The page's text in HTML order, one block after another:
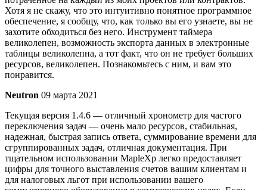
Хотя я не скажу, что это интуитивно понятное программное
обеспечение, я сообщу, что, как только вы его узнаете, вы не
захотите обходиться без него. Инструмент таймера
великолепен, возможность экспорта данных в электронные
таблицы великолепна, а тот факт, что он не требует больших
ресурсов, великолепен. Познакомьтесь с ним, и вам это
понравится.
Neutron 09 марта 2021
Текущая версия 1.4.6 — отличный хронометр для частого
переключения задач — очень мало ресурсов, стабильная,
надежная, быстрая запись ответа, суммирование времени для
сгруппированных задач, отличная документация. При
тщательном использовании MapleXp легко предоставляет
цифры для точного выставления счетов вашим клиентам и
для налоговых льгот при использовании вашего